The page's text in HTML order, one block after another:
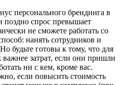
персонального брендинга в
поздно спрос превышает
не сможете работать со
нанять сотрудников и
будьте готовы к тому, что для
затрат, если они пришли
ни с кем, кроме вас.
если повысить стоимость